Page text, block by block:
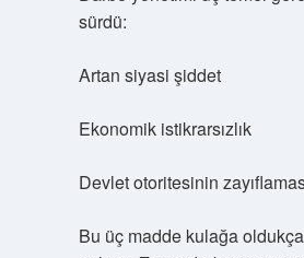
sürdü:
Artan siyasi şiddet
Ekonomik istikrarsızlık
Devlet otoritesinin
Bu üç madde kulağa oldukça